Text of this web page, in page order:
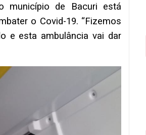
município de Bacuri está
o Covid-19. “Fizemos
e esta ambulância vai dar